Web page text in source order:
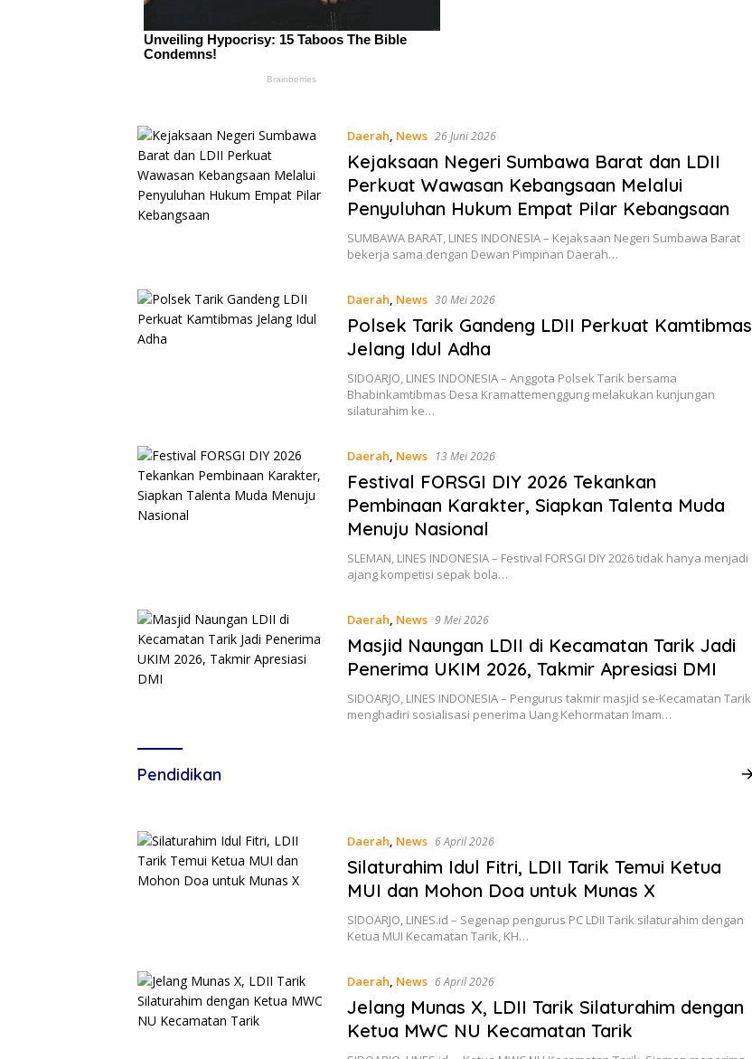
Daerah, News 26 Juni 2026
Kejaksaan Negeri Sumbawa Barat dan LDII
Perkuat Wawasan Kebangsaan Melalui
Penyuluhan Hukum Empat Pilar Kebangsaan
SUMBAWA BARAT, LINES INDONESIA – Kejaksaan Negeri Sumbawa Barat
bekerja sama dengan Dewan Pimpinan Daerah…
Daerah, News 30 Mei 2026
Polsek Tarik Gandeng LDII Perkuat Kamtibmas
Jelang Idul Adha
SIDOARJO, LINES INDONESIA – Anggota Polsek Tarik bersama
Bhabinkamtibmas Desa Kramattemenggung melakukan kunjungan
silaturahim ke…
Daerah, News 13 Mei 2026
Festival FORSGI DIY 2026 Tekankan
Pembinaan Karakter, Siapkan Talenta Muda
Menuju Nasional
SLEMAN, LINES INDONESIA – Festival FORSGI DIY 2026 tidak hanya menjadi
ajang kompetisi sepak bola…
Daerah, News 9 Mei 2026
Masjid Naungan LDII di Kecamatan Tarik Jadi
Penerima UKIM 2026, Takmir Apresiasi DMI
SIDOARJO, LINES INDONESIA – Pengurus takmir masjid se-Kecamatan Tarik
menghadiri sosialisasi penerima Uang Kehormatan Imam…
Pendidikan
Daerah, News 6 April 2026
Silaturahim Idul Fitri, LDII Tarik Temui Ketua
MUI dan Mohon Doa untuk Munas X
SIDOARJO, LINES.id – Segenap pengurus PC LDII Tarik silaturahim dengan
Ketua MUI Kecamatan Tarik, KH…
Daerah, News 6 April 2026
Jelang Munas X, LDII Tarik Silaturahim dengan
Ketua MWC NU Kecamatan Tarik